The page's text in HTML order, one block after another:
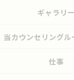
ギャラリー
当カウンセリングル
仕事